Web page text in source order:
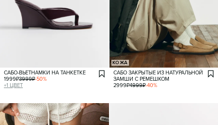
САБО-ВЬЕТНАМКИ НА ТАНКЕТКЕ
1999₽3999₽-50%
+1 ЦВЕТ
КОЖА
САБО ЗАКРЫТЫЕ ИЗ НАТУРАЛЬНОЙ
ЗАМШИ С РЕМЕШКОМ
2999₽4999₽-40%